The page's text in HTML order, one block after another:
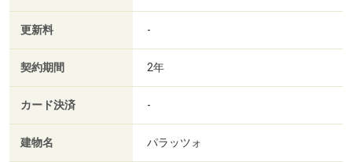
更新料 -
契約期間 2年
カード決済 -
建物名 パラッツォ